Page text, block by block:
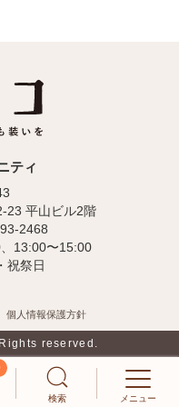
ティ
23 平山ビル2階
2468
13:00〜15:00
祝祭日
個人情報保護方針
reserved.
検索 メニュー